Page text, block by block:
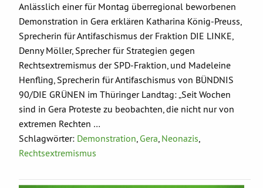
Anlässlich einer für Montag überregional beworbenen
Demonstration in Gera erklären Katharina König-Preuss,
Sprecherin für Antifaschismus der Fraktion DIE LINKE,
Denny Möller, Sprecher für Strategien gegen
Rechtsextremismus der SPD-Fraktion, und Madeleine
Henfling, Sprecherin für Antifaschismus von BÜNDNIS
90/DIE GRÜNEN im Thüringer Landtag: „Seit Wochen
sind in Gera Proteste zu beobachten, die nicht nur von
extremen Rechten …
Schlagwörter: Demonstration, Gera, Neonazis,
Rechtsextremismus